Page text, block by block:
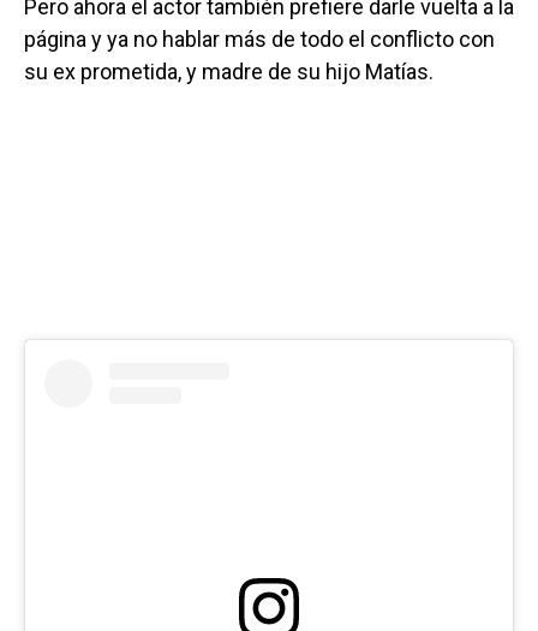
Pero ahora el actor también prefiere darle vuelta a la
página y ya no hablar más de todo el conflicto con
su ex prometida, y madre de su hijo Matías.